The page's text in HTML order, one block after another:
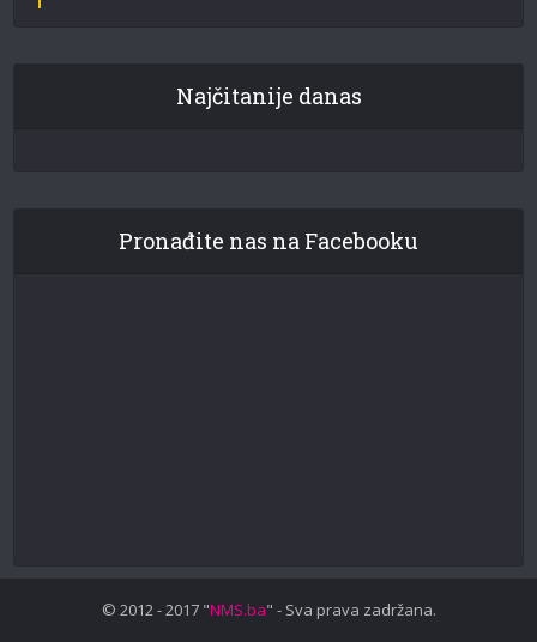
Najčitanije danas
Pronađite nas na Facebooku
© 2012 - 2017 "NMS.ba" - Sva prava zadržana.